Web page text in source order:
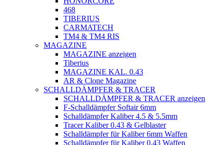
468
TIBERIUS
CARMATECH
TM4 & TM4 RIS
MAGAZINE
MAGAZINE anzeigen
Tiberius
MAGAZINE KAL. 0.43
AR & Clone Magazine
SCHALLDÄMPFER & TRACER
SCHALLDÄMPFER & TRACER anzeigen
F-Schalldämpfer Softair 6mm
Schalldämpfer Kaliber 4.5 & 5.5mm
Tracer Kaliber 0.43 & Gelblaster
Schalldämpfer für Kaliber 6mm Waffen
Schalldämpfer für Kaliber 0.43 Waffen